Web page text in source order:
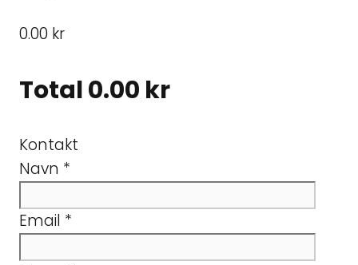
0.00 kr
Total0.00 kr
Kontakt
Navn *
Email *